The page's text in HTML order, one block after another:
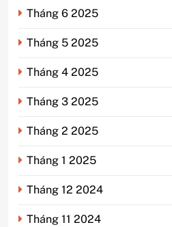
Tháng 6 2025
Tháng 5 2025
Tháng 4 2025
Tháng 3 2025
Tháng 2 2025
Tháng 1 2025
Tháng 12 2024
Tháng 11 2024